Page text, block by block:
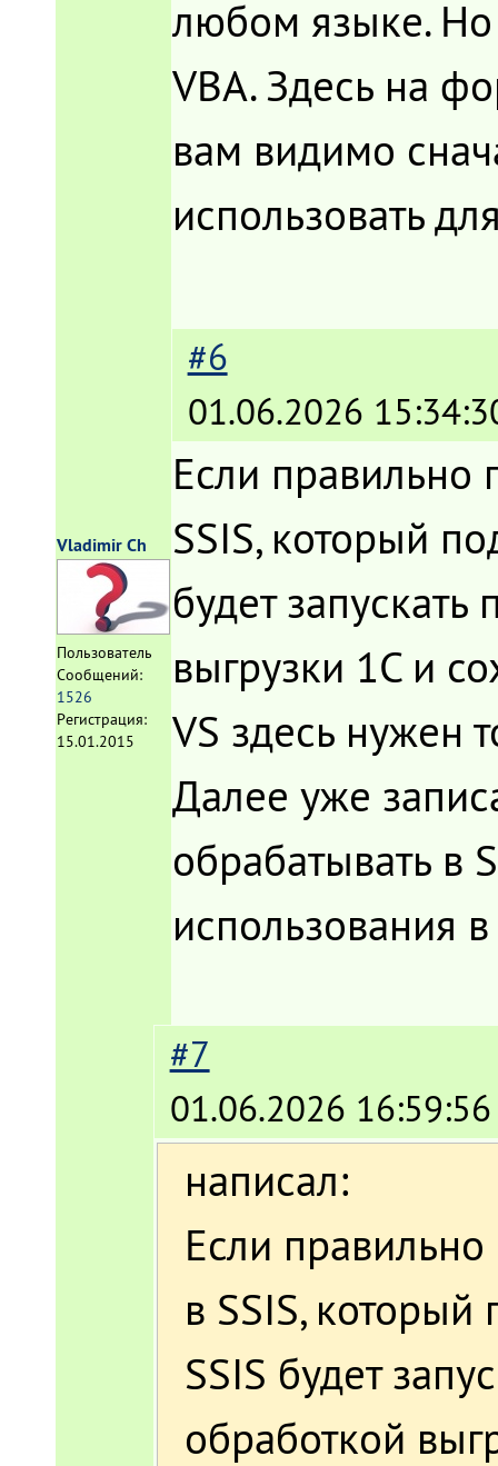
любом языке. Но
VBA. Здесь на
вам видимо
использовать
Vladimir Ch
Пользователь
Сообщений:
1526
Регистрация:
15.01.2015
#6
01.06.2026
Если правильно
SSIS, который
будет
выгрузки 1С и
VS здесь нужен
Далее уже
обрабатывать в
использования
#7
01.06.2026 16:59:56
написал:
Если
в SSIS,
SSIS будет
обработкой